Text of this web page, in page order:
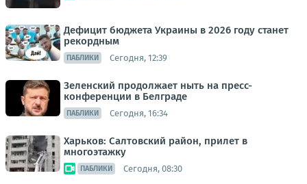
Дефицит бюджета Украины в 2026 году станет
рекордным
ПАБЛИКИ Сегодня, 12:39
Зеленский продолжает ныть на пресс-
конференции в Белграде
ПАБЛИКИ Сегодня, 16:34
Харьков: Салтовский район, прилет в
многоэтажку
ПАБЛИКИ Сегодня, 08:30